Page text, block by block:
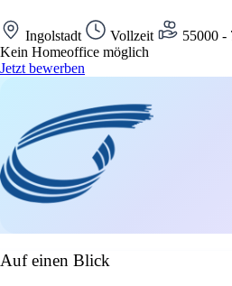
Ingolstadt Vollzeit
55000 -
Kein Homeoffice möglich
Jetzt bewerben
Auf einen Blick